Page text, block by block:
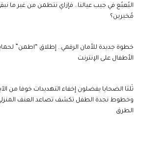
البُعبُع في جيب عيالنا.. فإزاي نتطمن من غير ما
مُخبرين؟
خطوة جديدة للأمان الرقمي.. إطلاق “اطمن”
الأطفال على الإنترنت
ثُلثا الضحايا يفضلون إخفاء التهديدات خوفا من
وخطوط نجدة الطفل تكشف تصاعد العنف
الطرق